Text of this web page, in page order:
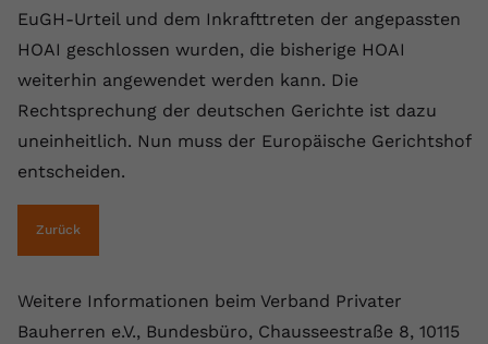
EuGH-Urteil und dem Inkrafttreten der angepassten
HOAI geschlossen wurden, die bisherige HOAI
weiterhin angewendet werden kann. Die
Rechtsprechung der deutschen Gerichte ist dazu
uneinheitlich. Nun muss der Europäische Gerichtshof
entscheiden.
Zurück
Weitere Informationen beim Verband Privater
Bauherren e.V., Bundesbüro, Chausseestraße 8, 10115